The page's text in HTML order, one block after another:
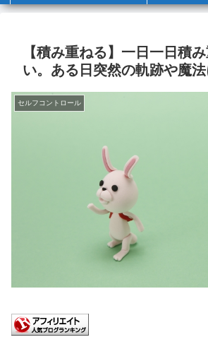
【積み重ねる】一日一日積
い。ある日突然の軌跡や魔
セルフコントロール